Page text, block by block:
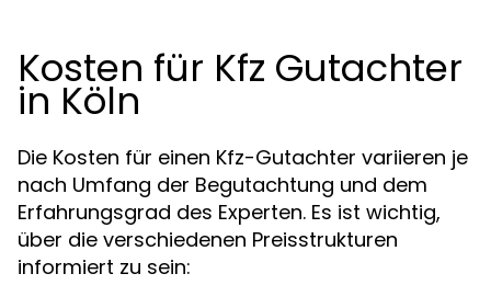
Kosten für Kfz Gutachter
in Köln
Die Kosten für einen Kfz-Gutachter variieren je
nach Umfang der Begutachtung und dem
Erfahrungsgrad des Experten. Es ist wichtig,
über die verschiedenen Preisstrukturen
informiert zu sein: